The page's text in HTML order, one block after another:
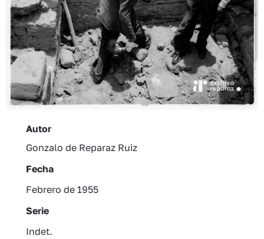
Autor
Gonzalo de Reparaz Ruiz
Fecha
Febrero de 1955
Serie
Indet.